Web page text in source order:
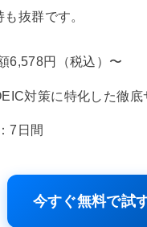
抜群です。
6,578円（税込）〜
対策に特化した徹底
7日間
今すぐ無料で試